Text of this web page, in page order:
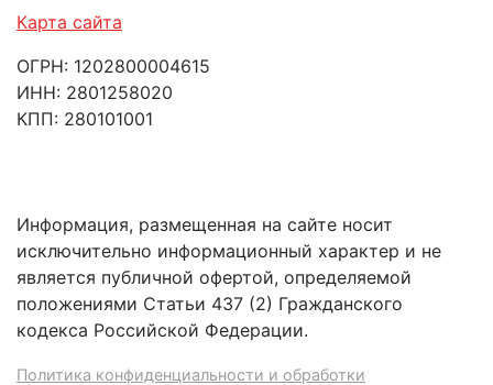
Карта сайта
ОГРН: 1202800004615
ИНН: 2801258020
КПП: 280101001
Информация, размещенная на сайте носит
исключительно информационный характер и не
является публичной офертой, определяемой
положениями Статьи 437 (2) Гражданского
кодекса Российской Федерации.
Политика конфиденциальности и обработки